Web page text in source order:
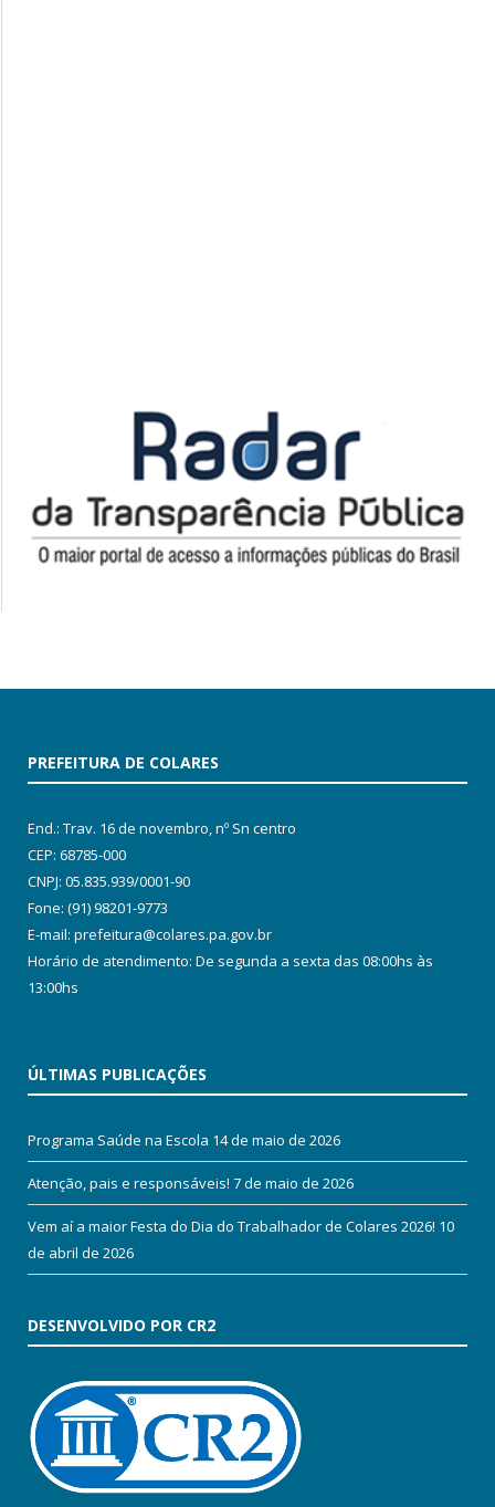
PREFEITURA DE COLARES
End.: Trav. 16 de novembro, nº Sn centro
CEP: 68785-000
CNPJ: 05.835.939/0001-90
Fone: (91) 98201-9773
E-mail: prefeitura@colares.pa.gov.br
Horário de atendimento: De segunda a sexta das 08:00hs às
13:00hs
ÚLTIMAS PUBLICAÇÕES
Programa Saúde na Escola 14 de maio de 2026
Atenção, pais e responsáveis! 7 de maio de 2026
Vem aí a maior Festa do Dia do Trabalhador de Colares 2026! 10
de abril de 2026
DESENVOLVIDO POR CR2